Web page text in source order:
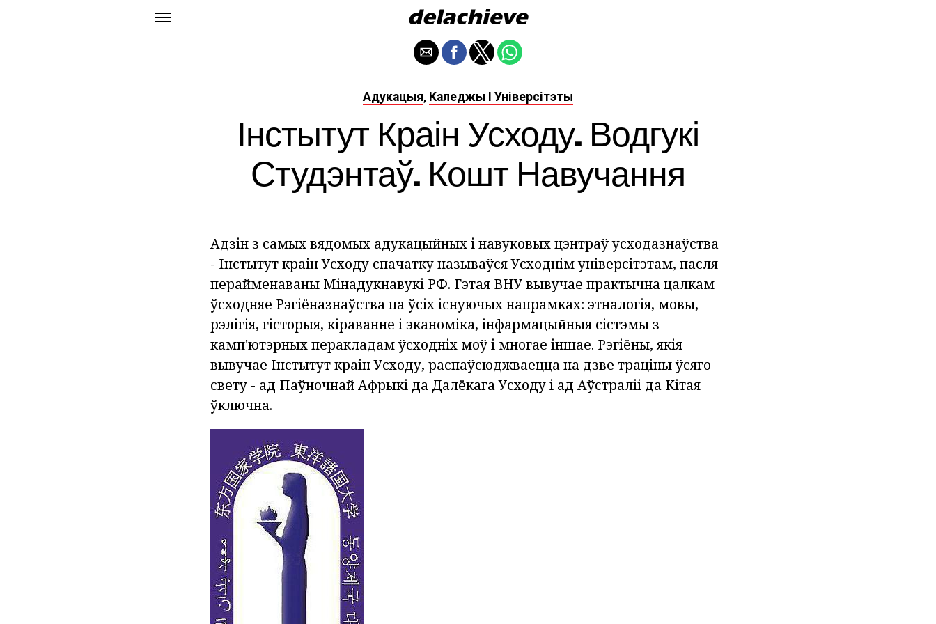
Адукацыя, Каледжы І Універсітэты
Інстытут Краін Усходу. Водгукі
Студэнтаў. Кошт Навучання
Адзін з самых вядомых адукацыйных і навуковых цэнтраў усходазнаўства
- Інстытут краін Усходу спачатку называўся Усходнім універсітэтам, пасля
перайменаваны Мінадукнавукі РФ. Гэтая ВНУ вывучае практычна цалкам
ўсходняе Рэгіёназнаўства па ўсіх існуючых напрамках: этналогія, мовы,
рэлігія, гісторыя, кіраванне і эканоміка, інфармацыйныя сістэмы з
камп'ютэрных перакладам ўсходніх моў і многае іншае. Рэгіёны, якія
вывучае Інстытут краін Усходу, распаўсюджваецца на дзве траціны ўсяго
свету - ад Паўночнай Афрыкі да Далёкага Усходу і ад Аўстраліі да Кітая
ўключна.